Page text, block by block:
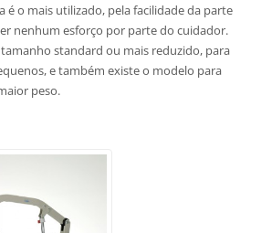
é o mais utilizado, pela facilidade da parte
nenhum esforço por parte do cuidador.
standard ou mais reduzido, para
e também existe o modelo para
peso.